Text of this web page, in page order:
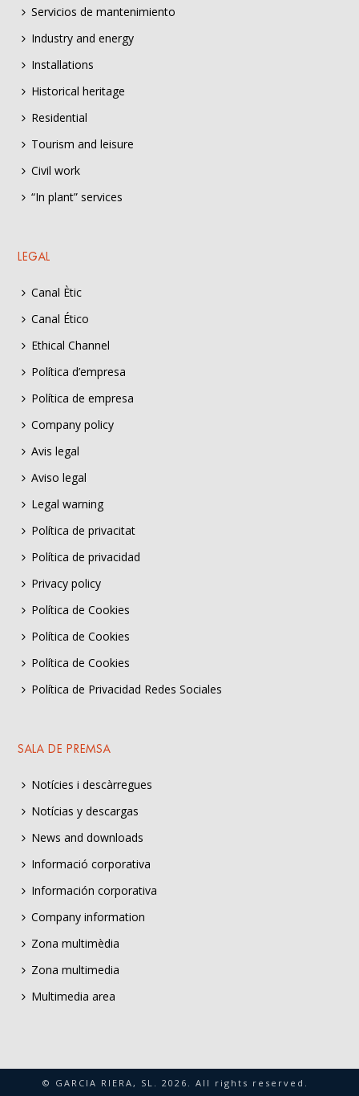
Servicios de mantenimiento
Industry and energy
Installations
Historical heritage
Residential
Tourism and leisure
Civil work
“In plant” services
LEGAL
Canal Ètic
Canal Ético
Ethical Channel
Política d’empresa
Política de empresa
Company policy
Avis legal
Aviso legal
Legal warning
Política de privacitat
Política de privacidad
Privacy policy
Política de Cookies
Política de Cookies
Política de Cookies
Política de Privacidad Redes Sociales
SALA DE PREMSA
Notícies i descàrregues
Notícias y descargas
News and downloads
Informació corporativa
Información corporativa
Company information
Zona multimèdia
Zona multimedia
Multimedia area
© GARCIA RIERA, SL. 2026 . All rights reserved.